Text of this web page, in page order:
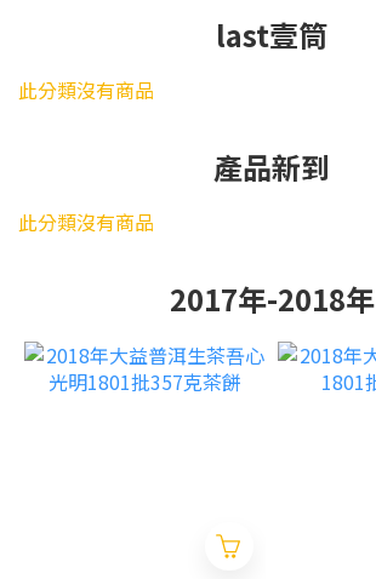
last壹筒
此分類沒有商品
產品新到
此分類沒有商品
2017年-2018年